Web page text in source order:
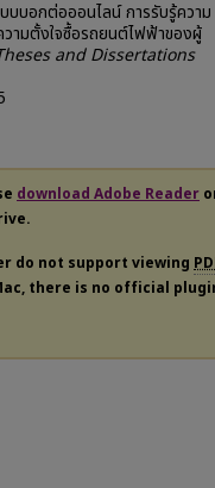
บอกต่อออนไลน์ การรับรู้ความ
ามตั้งใจซื้อรถยนต์ไฟฟ้าของผู้
and Dissertations
download Adobe Reader
do not support viewing
there is no official